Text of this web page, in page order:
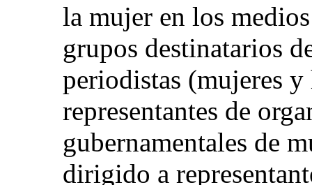
la mujer en los
grupos destinatarios
periodistas (mujeres
representantes de
gubernamentales de
dirigido a